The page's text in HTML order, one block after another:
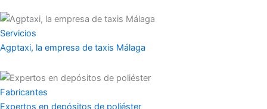
Servicios
Agptaxi, la empresa de taxis Málaga
Fabricantes
Expertos en depósitos de poliéster